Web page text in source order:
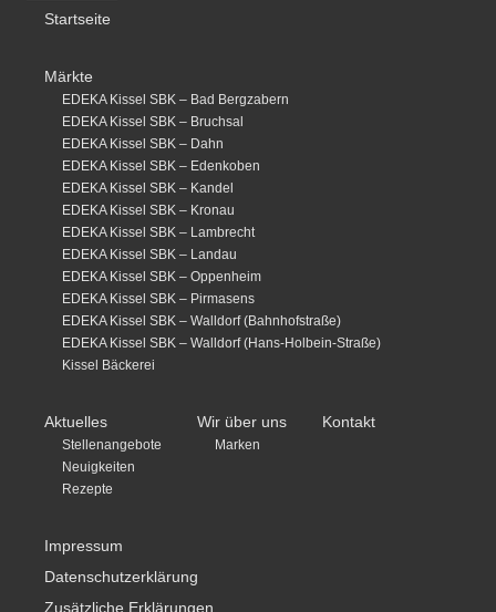
Startseite
Märkte
EDEKA Kissel SBK – Bad Bergzabern
EDEKA Kissel SBK – Bruchsal
EDEKA Kissel SBK – Dahn
EDEKA Kissel SBK – Edenkoben
EDEKA Kissel SBK – Kandel
EDEKA Kissel SBK – Kronau
EDEKA Kissel SBK – Lambrecht
EDEKA Kissel SBK – Landau
EDEKA Kissel SBK – Oppenheim
EDEKA Kissel SBK – Pirmasens
EDEKA Kissel SBK – Walldorf (Bahnhofstraße)
EDEKA Kissel SBK – Walldorf (Hans-Holbein-Straße)
Kissel Bäckerei
Aktuelles
Stellenangebote
Neuigkeiten
Rezepte
Wir über uns
Marken
Kontakt
Impressum
Datenschutzerklärung
Zusätzliche Erklärungen